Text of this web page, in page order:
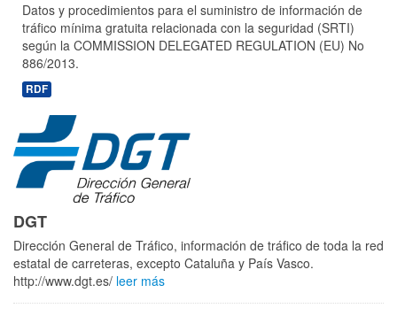
Datos y procedimientos para el suministro de información de
tráfico mínima gratuita relacionada con la seguridad (SRTI)
según la COMMISSION DELEGATED REGULATION (EU) No
886/2013.
RDF
DGT
Dirección General de Tráfico, información de tráfico de toda la red
estatal de carreteras, excepto Cataluña y País Vasco.
http://www.dgt.es/ leer más